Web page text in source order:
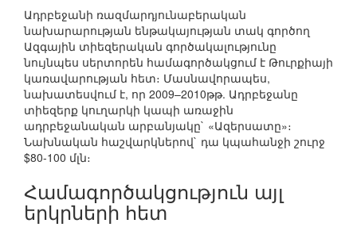
Ադրբեջանի ռազմարդյունաբերական
նախարարության ենթակայության տակ գործող
Ազգային տիեզերական գործակալությունը
նույնպես սերտորեն համագործակցում է Թուրքիայի
կառավարության հետ։ Մասնավորապես,
նախատեսվում է, որ 2009–2010թթ. Ադրբեջանը
տիեզերք կուղարկի կապի առաջին
ադրբեջանական արբանյակը` «Ազերսատը»։
Նախնական հաշվարկներով` դա կպահանջի շուրջ
$80-100 մլն։
Համագործակցություն այլ
երկրների հետ